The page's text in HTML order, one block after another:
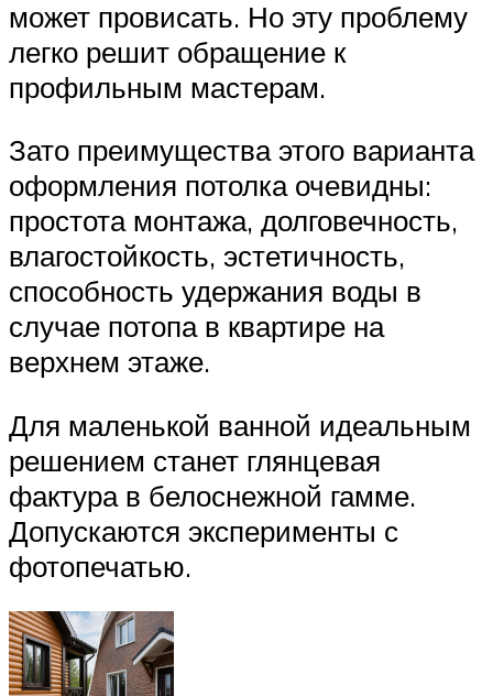
может провисать. Но эту проблему
легко решит обращение к
профильным мастерам.
Зато преимущества этого варианта
оформления потолка очевидны:
простота монтажа, долговечность,
влагостойкость, эстетичность,
способность удержания воды в
случае потопа в квартире на
верхнем этаже.
Для маленькой ванной идеальным
решением станет глянцевая
фактура в белоснежной гамме.
Допускаются эксперименты с
фотопечатью.